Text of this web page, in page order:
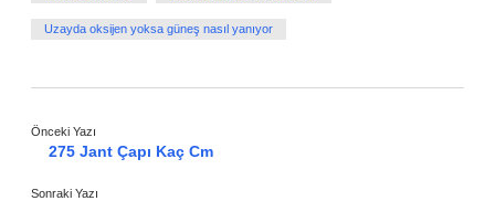
Uzayda oksijen yoksa güneş nasıl yanıyor
Önceki Yazı
275 Jant Çapı Kaç Cm
Sonraki Yazı